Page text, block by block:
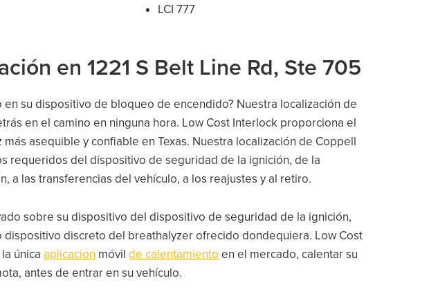
LCI 777
en 1221 S Belt Line Rd, Ste 705
en su dispositivo de bloqueo de encendido? Nuestra localización de
en el camino en ninguna hora. Low Cost Interlock proporciona el
asequible y confiable en Texas. Nuestra localización de Coppell
requeridos del dispositivo de seguridad de la ignición, de la
a las transferencias del vehículo, a los reajustes y al retiro.
sobre su dispositivo del dispositivo de seguridad de la ignición,
dispositivo discreto del breathalyzer ofrecido dondequiera. Low Cost
únicaaplicación móvilde calentamiento en el mercado, calentar su
antes de entrar en su vehículo.